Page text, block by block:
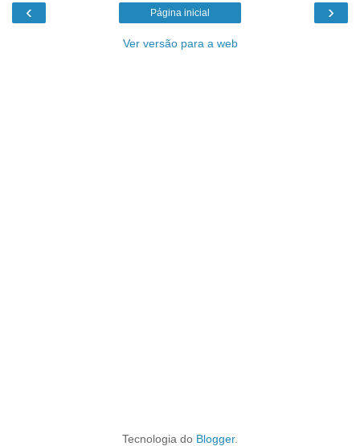
‹ ›
Página inicial
Ver versão para a web
Tecnologia do Blogger.